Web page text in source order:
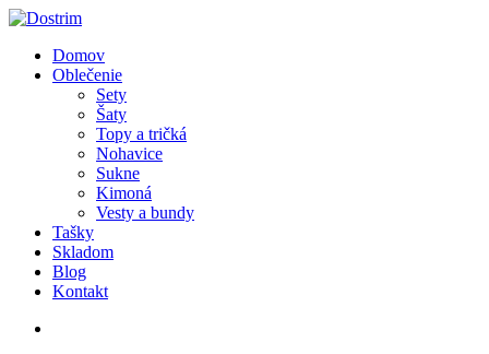
Skip
main
content
search
Menu
Domov
Oblečenie
Sety
Šaty
Topy a tričká
Nohavice
Sukne
Kimoná
Vesty a bundy
Tašky
Skladom
Blog
Kontakt